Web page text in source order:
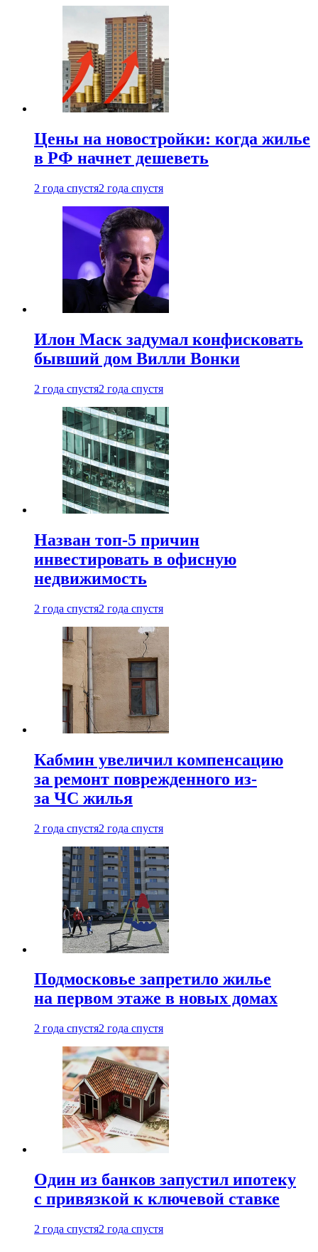
Цены на новостройки: когда жилье
в РФ начнет дешеветь
2 года спустя2 года спустя
Илон Маск задумал конфисковать
бывший дом Вилли Вонки
2 года спустя2 года спустя
Назван топ-5 причин
инвестировать в офисную
недвижимость
2 года спустя2 года спустя
Кабмин увеличил компенсацию
за ремонт поврежденного из-
за ЧС жилья
2 года спустя2 года спустя
Подмосковье запретило жилье
на первом этаже в новых домах
2 года спустя2 года спустя
Один из банков запустил ипотеку
с привязкой к ключевой ставке
2 года спустя2 года спустя